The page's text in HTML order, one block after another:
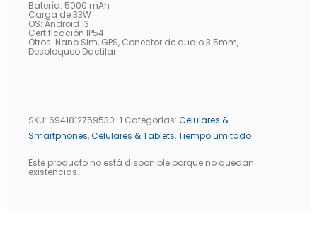
Batería: 5000 mAh
Carga de 33W
OS: Android 13
Certificación IP54
Otros: Nano Sim, GPS, Conector de audio 3.5mm,
Desbloqueo Dactilar
SKU: 6941812759530-1 Categorías: Celulares &
Smartphones,Celulares & Tablets,Tiempo Limitado
Este producto no está disponible porque no quedan
existencias.